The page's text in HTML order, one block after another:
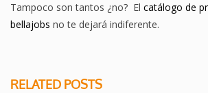
Tampoco son tantos ¿no? El catálogo de
bellajobs no te dejará indiferente.
RELATED POSTS